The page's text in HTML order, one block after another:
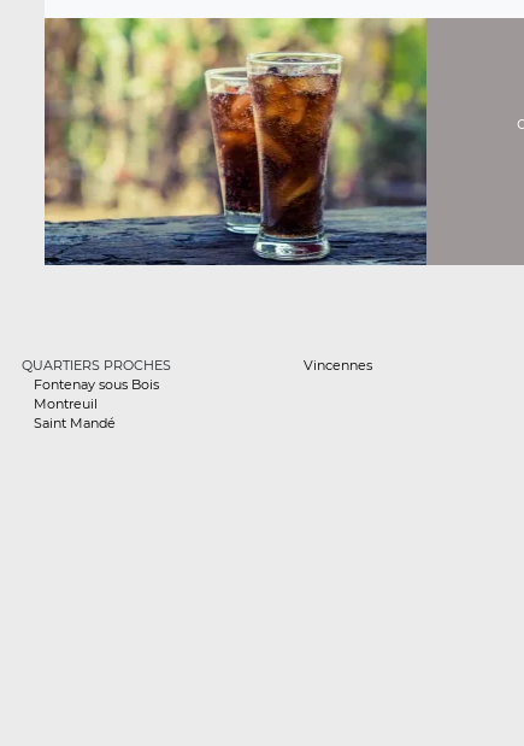
QUARTIERS PROCHES
Fontenay sous Bois
Montreuil
Saint Mandé
Vincennes